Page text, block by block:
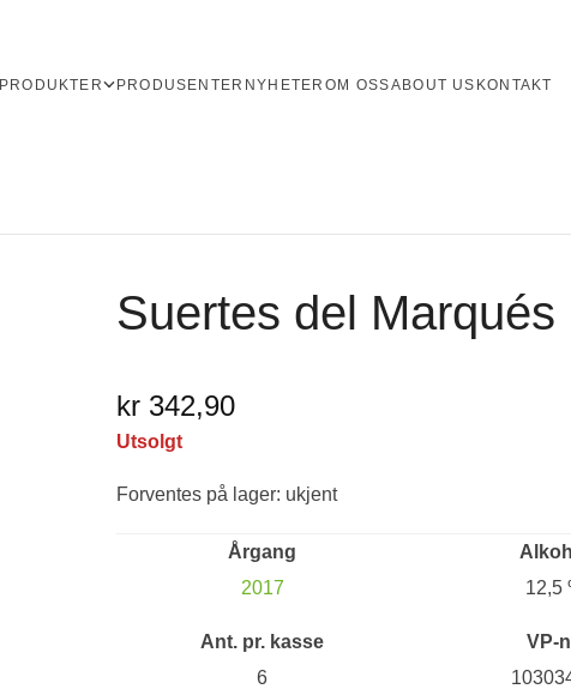
PRODUKTER PRODUSENTER NYHETER OM OSSABOUT US KONTAKT
Suertes del
kr 342,90
Utsolgt
Forventes på lager: ukjent
Årgang
2017
12,5
Ant. pr. kasse
6
VP-